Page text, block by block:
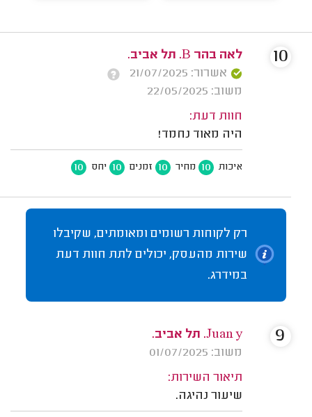
לאה בהר B. תל אביב.
אשרור: 21/07/2025
משוב: 22/05/2025
חוות דעת:
היה מאוד נחמד!
איכות 10 מחיר 10 זמנים 10 יחס 10
10
רק לקוחות רשומים ומאומתים, שקיבלו
שירות מהעסק, יכולים לתת חוות דעת
במידרג.
Juan y. תל אביב.
משוב: 01/07/2025
תיאור השירות:
שיעור נהיגה.
9